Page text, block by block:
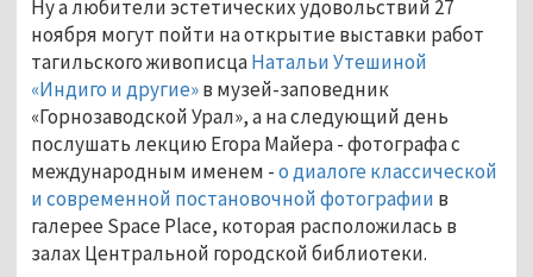
Ну а любители эстетических удовольствий 27
ноября могут пойти на открытие выставки работ
тагильского живописцаНатальи Утешиной
«Индиго и другие»в музей-заповедник
«Горнозаводской Урал», а на следующий день
послушать лекцию Егора Майера - фотографа с
международным именем -о диалоге классической
и современной постановочной фотографии в
галерее Space Place, которая расположилась в
залах Центральной городской библиотеки.